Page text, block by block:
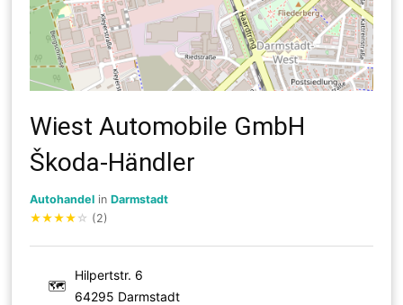
Wiest Automobile GmbH
Škoda-Händler
Autohandel inDarmstadt
★★★★ ☆ (2)
🗺
Hilpertstr. 6
64295 Darmstadt